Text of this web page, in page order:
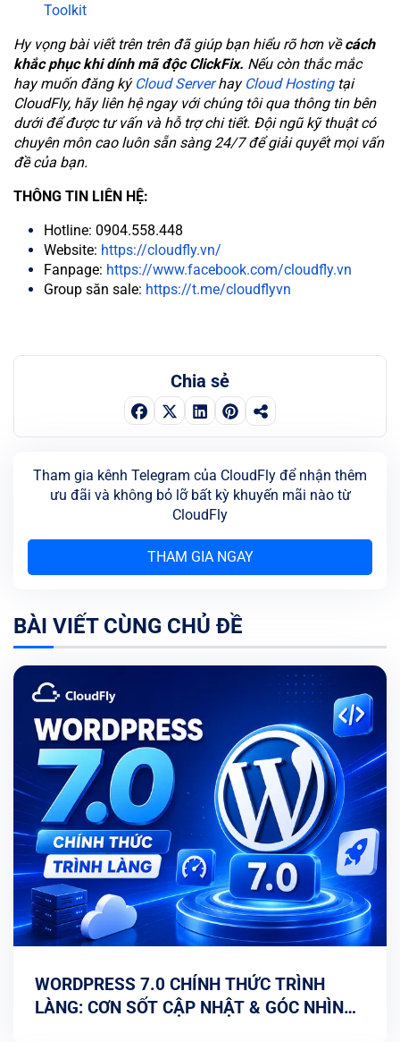
Toolkit
Hy vọng bài viết trên trên đã giúp bạn hiểu rõ hơn vềcách
khắc phục khi dính mã độc ClickFix. Nếu còn thắc mắc
hay muốn đăng ký Cloud Serverhay Cloud Hostingtại
CloudFly, hãy liên hệ ngay với chúng tôi qua thông tin bên
dưới để được tư vấn và hỗ trợ chi tiết. Đội ngũ kỹ thuật có
chuyên môn cao luôn sẵn sàng 24/7 để giải quyết mọi vấn
đề của bạn.
THÔNG TIN LIÊN HỆ:
Hotline: 0904.558.448
Website: https://cloudfly.vn/
Fanpage: https://www.facebook.com/cloudfly.vn
Group săn sale: https://t.me/cloudflyvn
Chia sẻ
Tham gia kênh Telegram của CloudFly để nhận thêm
ưu đãi và không bỏ lỡ bất kỳ khuyến mãi nào từ
CloudFly
THAM GIA NGAY
BÀI VIẾT CÙNG CHỦ ĐỀ
WORDPRESS 7.0 CHÍNH THỨC TRÌNH
LÀNG: CƠN SỐT CẬP NHẬT & GÓC NHÌN